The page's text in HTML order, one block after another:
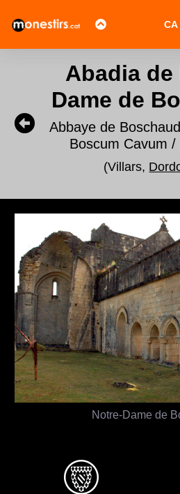
CA
Abadia de
Dame de
Abbaye de
Boscum Cavum /
(Villars,
Notre-Dame de